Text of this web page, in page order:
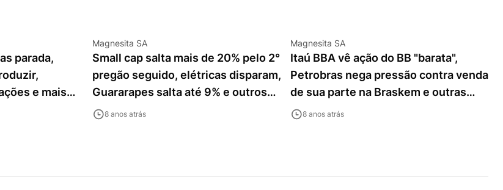
parada,
e mais
Magnesita SA
Small cap salta mais de 20% pelo 2°
pregão seguido, elétricas disparam,
Guararapes salta até 9% e outros
destaques
8 anos atrás
Magnesita SA
Itaú BBA vê ação do BB "barata",
Petrobras nega pressão contra venda
de sua parte na Braskem e outras
notícias
8 anos atrás